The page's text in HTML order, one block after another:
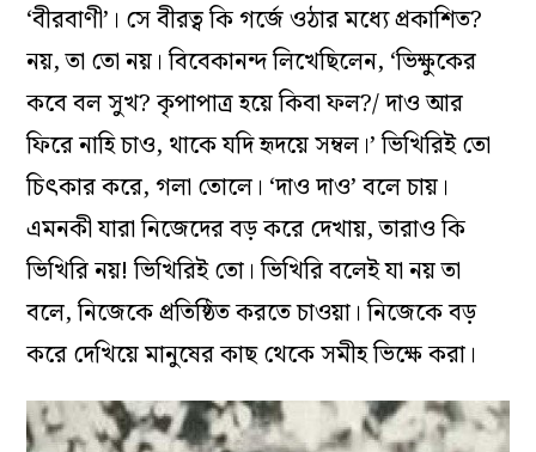
‘বীরবাণী’। সে বীরত্ব কি গর্জে ওঠার মধ্যে প্রকাশিত?
নয়, তা তো নয়। বিবেকানন্দ লিখেছিলেন, ‘ভিক্ষুকের
কবে বল সুখ? কৃপাপাত্র হয়ে কিবা ফল?/ দাও আর
ফিরে নাহি চাও, থাকে যদি হৃদয়ে সম্বল।’ ভিখিরিই তো
চিৎকার করে, গলা তোলে। ‘দাও দাও’ বলে চায়।
এমনকী যারা নিজেদের বড় করে দেখায়, তারাও কি
ভিখিরি নয়! ভিখিরিই তো। ভিখিরি বলেই যা নয় তা
বলে, নিজেকে প্রতিষ্ঠিত করতে চাওয়া। নিজেকে বড়
করে দেখিয়ে মানুষের কাছ থেকে সমীহ ভিক্ষে করা।